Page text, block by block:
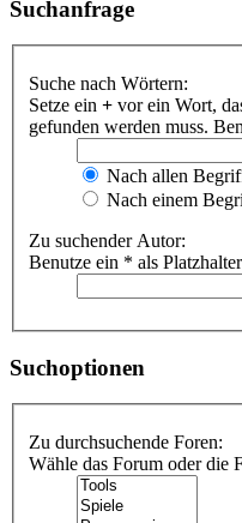
Suchanfrage
Suche nach Wörtern:
Setze ein + vor ein Wort,
gefunden werden muss.
Nach allen
Nach einem
Zu suchender Autor:
Benutze ein * als
Suchoptionen
Zu durchsuchende Foren:
Wähle das Forum oder die